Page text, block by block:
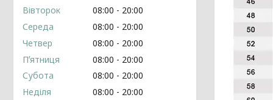
Вівторок 08:00
20:00
Середа
08:00
20:00
Четвер
08:00
20:00
Пʼятниця
08:00
20:00
Субота
08:00
20:00
Неділя
08:00 20:00